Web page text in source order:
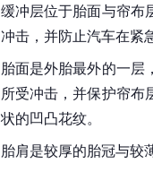
缓冲层位于胎面与帘布
冲击，并防止汽车在紧
胎面是外胎最外的一层
所受冲击，并保护帘布
状的凹凸花纹。
胎肩是较厚的胎冠与较